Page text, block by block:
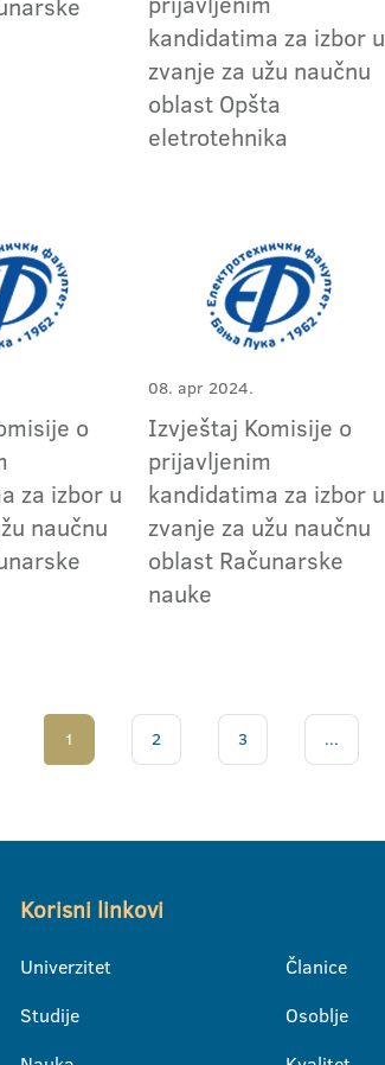
kandidatima za izbor u
zvanje za užu naučnu
oblast Opšta
eletrotehnika
o
za izbor u
naučnu
08. apr 2024.
Izvještaj Komisije o
prijavljenim
kandidatima za izbor u
zvanje za užu naučnu
oblast Računarske
nauke
1 2 3 ...
Korisni linkovi
Univerzitet
Studije
Članice
Osoblje